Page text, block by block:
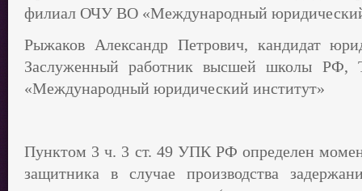
филиал ОЧУ ВО «Международный
Рыжаков Александр Петрович, кандидат
Заслуженный работник высшей школы
«Международный юридический институт»
Пунктом 3 ч. 3 ст. 49 УПК РФ определен
защитника в случае производства